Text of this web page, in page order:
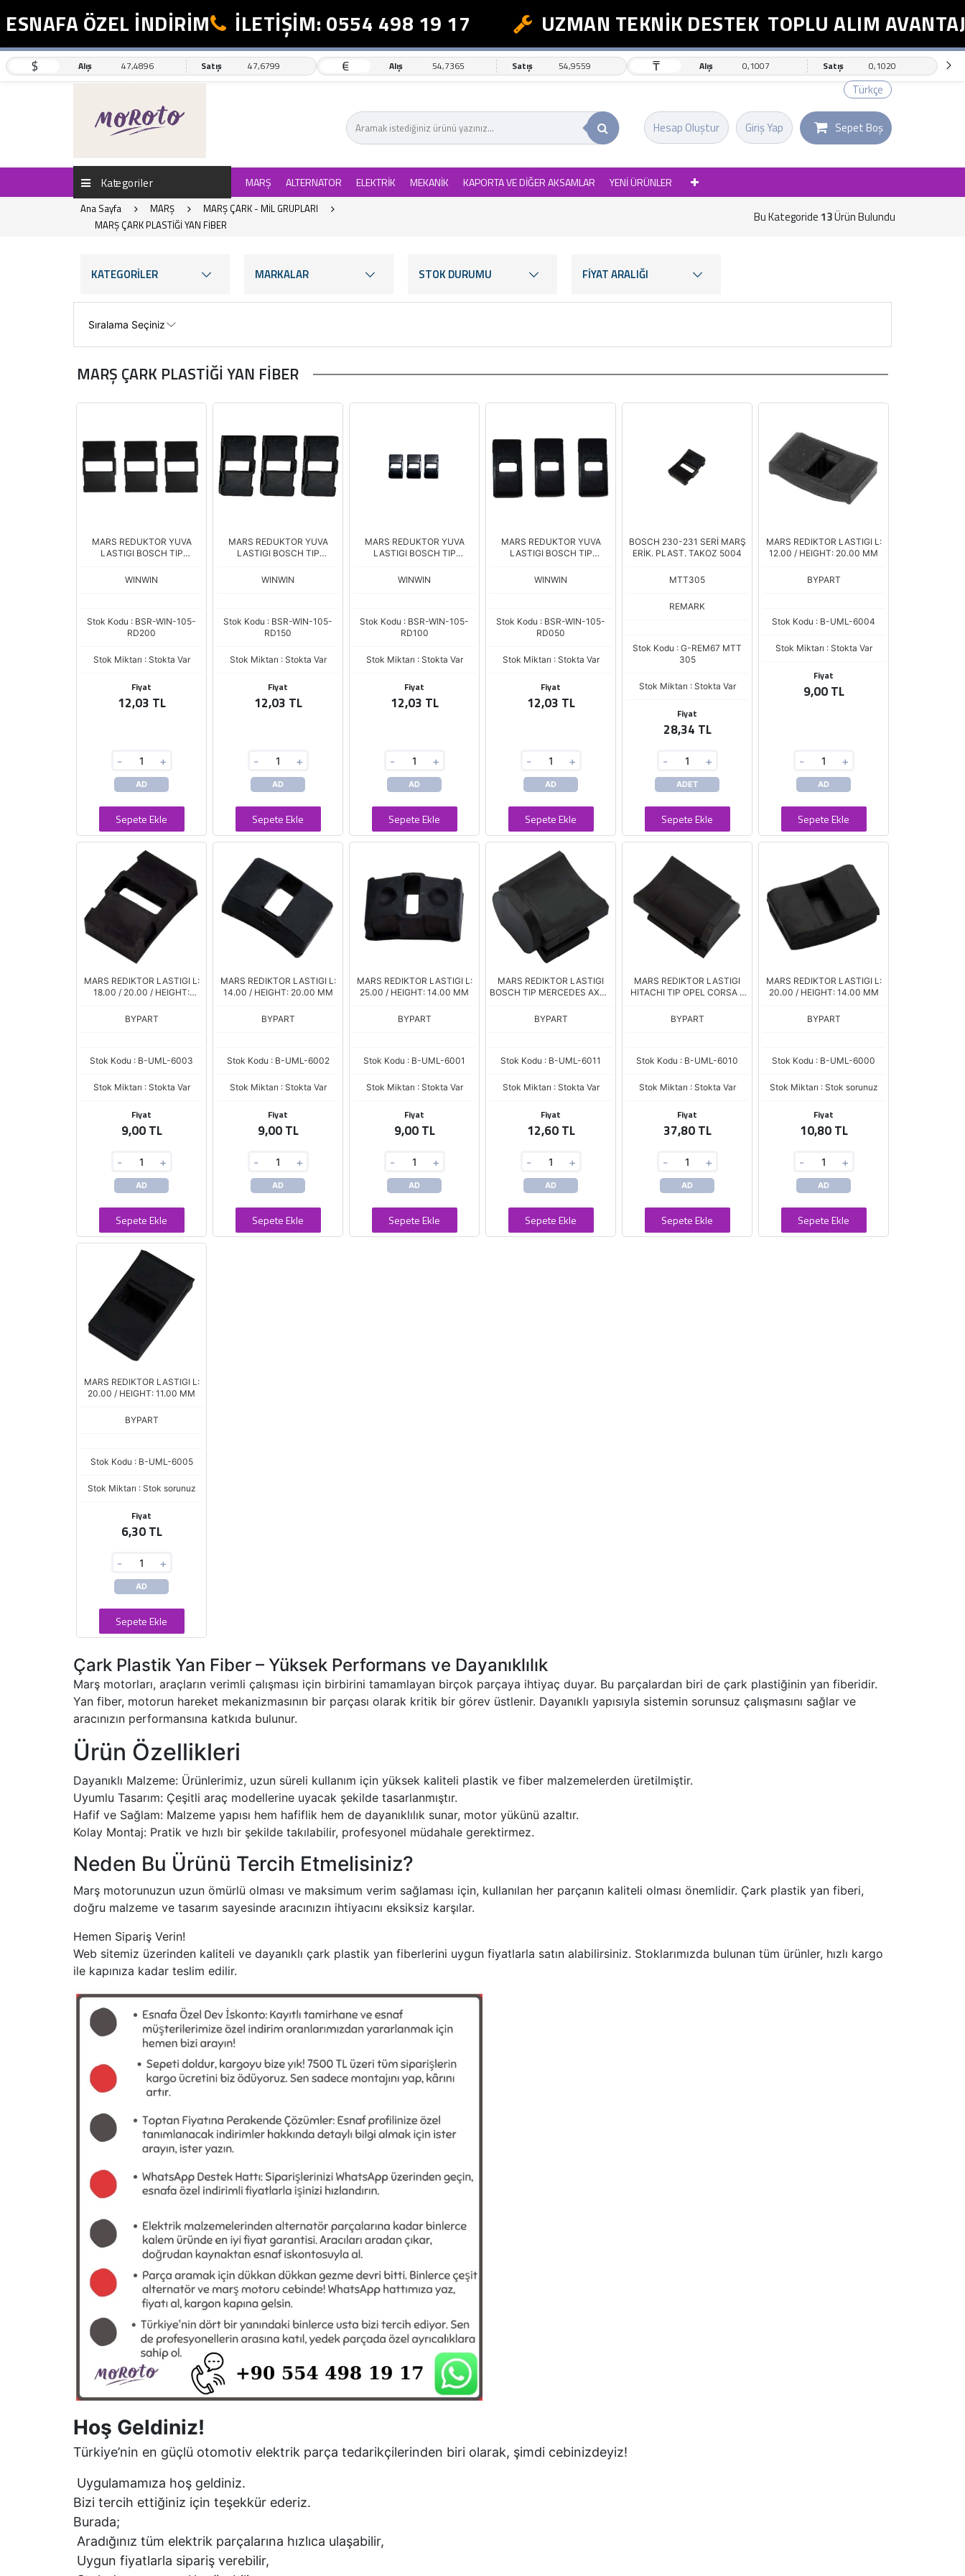
ÖZEL İNDİRİM İLETİŞİM: 0554 498 19 17 UZMAN TEKNİK DESTEK TOPLU ALIM AVANTAJI
$ Alış 47,4896 Satış 47,6799 € Alış 54,7365 Satış 54,9559 ₸ Alış 0,1007 Satış 0,1020
Türkçe
Giriş Yap
Hesap Oluştur Sepet Boş
Kategoriler MARŞ ALTERNATOR ELEKTRİK MEKANİK KAPORTA VE DİĞER AKSAMLAR YENİ ÜRÜNLER
Ana Sayfa MARŞ
MARŞ ÇARK - MİL GRUPLARI
MARŞ ÇARK PLASTİĞİ YAN FİBER
Bu Kategoride 13Ürün Bulundu
KATEGORİLER MARKALAR STOK DURUMU FİYAT ARALIĞI
MARŞ ÇARK PLASTİĞİ YAN FİBER
MARS REDUKTOR YUVA
LASTIGI BOSCH TIP
WINWIN
Stok Kodu : BSR-WIN-105-
RD200
Stok Miktarı : Stokta Var
Fiyat
12,03 TL
- +
AD
Sepete Ekle
MARS REDUKTOR YUVA
LASTIGI BOSCH TIP
WINWIN
Stok Kodu : BSR-WIN-105-
RD150
Stok Miktarı : Stokta Var
Fiyat
12,03 TL
- +
AD
Sepete Ekle
MARS REDUKTOR YUVA
LASTIGI BOSCH TIP
WINWIN
Stok Kodu : BSR-WIN-105-
RD100
Stok Miktarı : Stokta Var
Fiyat
12,03 TL
- +
AD
Sepete Ekle
MARS REDUKTOR YUVA
LASTIGI BOSCH TIP
WINWIN
Stok Kodu : BSR-WIN-105-
RD050
Stok Miktarı : Stokta Var
Fiyat
12,03 TL
- +
AD
Sepete Ekle
BOSCH 230-231 SERİ MARŞ
ERİK. PLAST. TAKOZ 5004
MTT305
REMARK
Stok Kodu : G-REM67 MTT
305
Stok Miktarı : Stokta Var
Fiyat
28,34 TL
- +
ADET
Sepete Ekle
MARS REDIKTOR LASTIGI L:
12.00 / HEIGHT: 20.00 MM
BYPART
Stok Kodu : B-UML-6004
Stok Miktarı : Stokta Var
Fiyat
9,00 TL
- +
AD
Sepete Ekle
MARS REDIKTOR LASTIGI L:
18.00 / 20.00 / HEIGHT:
BYPART
Stok Kodu : B-UML-6003
Stok Miktarı : Stokta Var
Fiyat
9,00 TL
- +
AD
Sepete Ekle
MARS REDIKTOR LASTIGI L:
14.00 / HEIGHT: 20.00 MM
BYPART
Stok Kodu : B-UML-6002
Stok Miktarı : Stokta Var
Fiyat
9,00 TL
- +
AD
Sepete Ekle
MARS REDIKTOR LASTIGI L:
25.00 / HEIGHT: 14.00 MM
BYPART
Stok Kodu : B-UML-6001
Stok Miktarı : Stokta Var
Fiyat
9,00 TL
- +
AD
Sepete Ekle
MARS REDIKTOR LASTIGI
BOSCH TIP MERCEDES AXOR
BYPART
Stok Kodu : B-UML-6011
Stok Miktarı : Stokta Var
Fiyat
12,60 TL
- +
AD
Sepete Ekle
MARS REDIKTOR LASTIGI
HITACHI TIP OPEL CORSA -
BYPART
Stok Kodu : B-UML-6010
Stok Miktarı : Stokta Var
Fiyat
37,80 TL
- +
AD
Sepete Ekle
MARS REDIKTOR LASTIGI L:
20.00 / HEIGHT: 14.00 MM
BYPART
Stok Kodu : B-UML-6000
Stok Miktarı : Stok sorunuz
Fiyat
10,80 TL
- +
AD
Sepete Ekle
MARS REDIKTOR LASTIGI L:
20.00 / HEIGHT: 11.00 MM
BYPART
Stok Kodu : B-UML-6005
Stok Miktarı : Stok sorunuz
Fiyat
6,30 TL
- +
AD
Sepete Ekle
Çark Plastik Yan Fiber – Yüksek Performans ve Dayanıklılık
Marş motorları, araçların verimli çalışması için birbirini tamamlayan birçok parçaya ihtiyaç duyar. Bu parçalardan biri de çark plastiğinin yan fiberidir.
Yan fiber, motorun hareket mekanizmasının bir parçası olarak kritik bir görev üstlenir. Dayanıklı yapısıyla sistemin sorunsuz çalışmasını sağlar ve
aracınızın performansına katkıda bulunur.
Ürün Özellikleri
Dayanıklı Malzeme: Ürünlerimiz, uzun süreli kullanım için yüksek kaliteli plastik ve fiber malzemelerden üretilmiştir.
Uyumlu Tasarım: Çeşitli araç modellerine uyacak şekilde tasarlanmıştır.
Hafif ve Sağlam: Malzeme yapısı hem hafiflik hem de dayanıklılık sunar, motor yükünü azaltır.
Kolay Montaj: Pratik ve hızlı bir şekilde takılabilir, profesyonel müdahale gerektirmez.
Neden Bu Ürünü Tercih Etmelisiniz?
Marş motorunuzun uzun ömürlü olması ve maksimum verim sağlaması için, kullanılan her parçanın kaliteli olması önemlidir. Çark plastik yan fiberi,
doğru malzeme ve tasarım sayesinde aracınızın ihtiyacını eksiksiz karşılar.
Hemen Sipariş Verin!
Web sitemiz üzerinden kaliteli ve dayanıklı çark plastik yan fiberlerini uygun fiyatlarla satın alabilirsiniz. Stoklarımızda bulunan tüm ürünler, hızlı kargo
ile kapınıza kadar teslim edilir.
Hoş Geldiniz!
Türkiye’nin en güçlü otomotiv elektrik parça tedarikçilerinden biri olarak, şimdi cebinizdeyiz!
Uygulamamıza hoş geldiniz.
Bizi tercih ettiğiniz için teşekkür ederiz.
Burada;
Aradığınız tüm elektrik parçalarına hızlıca ulaşabilir,
Uygun fiyatlarla sipariş verebilir,